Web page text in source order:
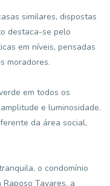
similares, dispostas
destaca-se pelo
em níveis, pensadas
moradores.
em todos os
e luminosidade.
da área social,
o condomínio
Tavares, a